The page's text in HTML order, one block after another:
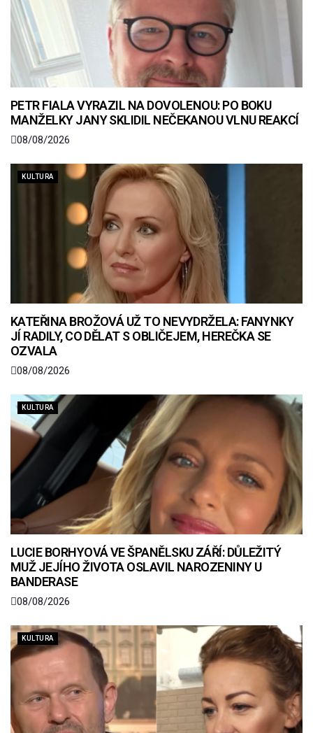
PETR FIALA VYRAZIL NA DOVOLENOU: PO BOKU
MANŽELKY JANY SKLIDIL NEČEKANOU VLNU REAKCÍ
08/08/2026
KULTURA
KATEŘINA BROŽOVÁ UŽ TO NEVYDRŽELA: FANYNKY
JÍ RADILY, CO DĚLAT S OBLIČEJEM, HEREČKA SE
OZVALA
08/08/2026
KULTURA
LUCIE BORHYOVÁ VE ŠPANĚLSKU ZÁŘÍ: DŮLEŽITÝ
MUŽ JEJÍHO ŽIVOTA OSLAVIL NAROZENINY U
BANDERASE
08/08/2026
KULTURA